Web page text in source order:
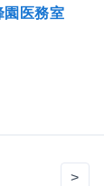
園医務室
>